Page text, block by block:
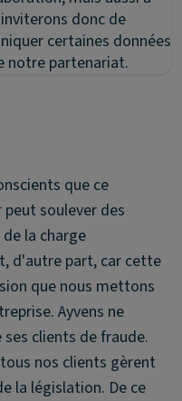
donc de
certaines données
notre partenariat.
que ce
soulever des
la charge
d'autre part, car cette
que nous mettons
Ayvens ne
clients de fraude.
nos clients gèrent
la législation. De ce